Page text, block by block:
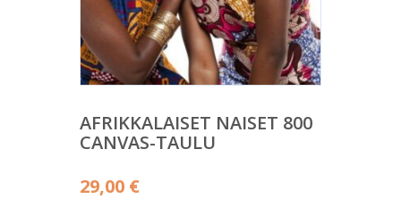
AFRIKKALAISET NAISET 800
CANVAS-TAULU
29,00 €